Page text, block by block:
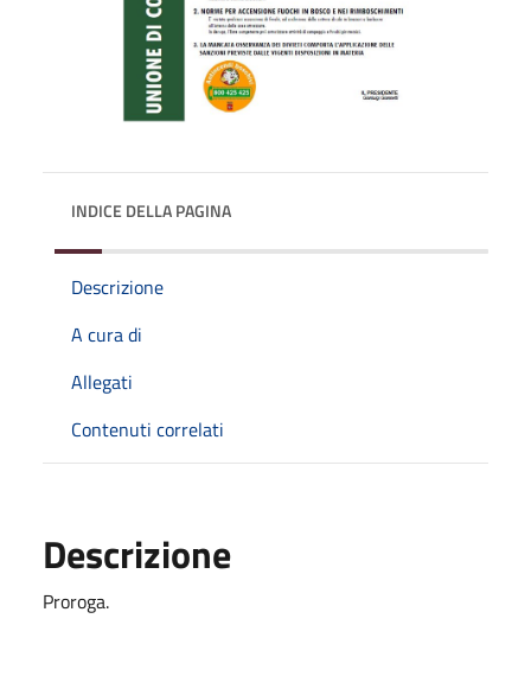
INDICE DELLA PAGINA
Descrizione
A cura di
Allegati
Contenuti correlati
Descrizione
Proroga.